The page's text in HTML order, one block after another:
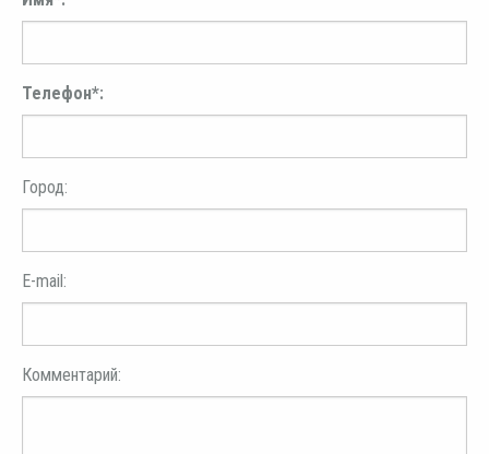
Телефон*:
Город:
E-mail:
Комментарий: